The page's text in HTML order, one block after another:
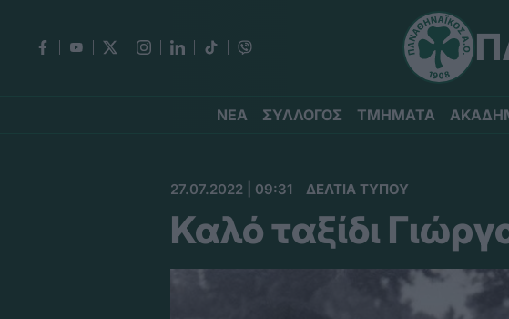
ΝΕΑ ΣΥΛΛΟΓΟΣ ΤΜΗΜΑΤΑ
27.07.2022 | 09:31 ΔΕΛΤΙΑ ΤΥΠΟΥ
Καλό ταξίδι